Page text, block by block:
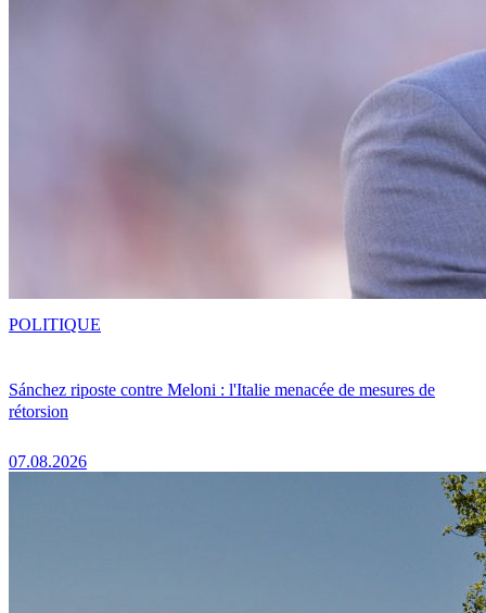
Sánchez riposte contre Meloni : l'Italie menacée de mesures de
rétorsion
07.08.2026
POLITIQUE